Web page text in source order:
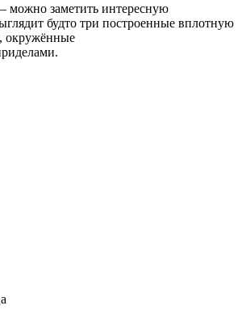
можно заметить интересную
будто три построенные вплотную
окружённые